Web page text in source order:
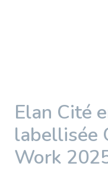
Elan Cité
labellisée
Work